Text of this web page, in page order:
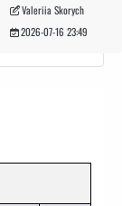
Valeriia Skorych
2026-07-16 23:49